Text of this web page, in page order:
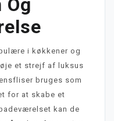
i køkkener og
et strejf af luksus
bruges som
for at skabe et
kan de